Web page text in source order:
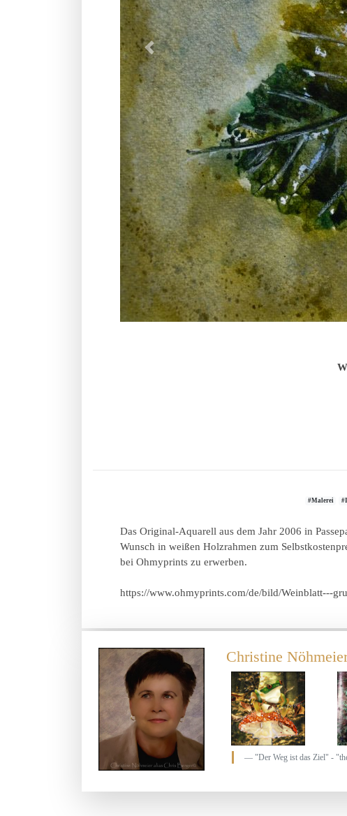
#Malerei
Das Original-Aquarell aus dem Jahr 2006 in
Wunsch in weißen Holzrahmen zum
bei Ohmyprints zu erwerben.
https://www.ohmyprints.com/de/bild/Weinblatt---
Christine
"Der Weg ist das Ziel" -